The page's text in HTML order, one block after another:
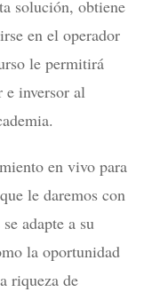
solución, obtiene
en el operador
le permitirá
e inversor al
en vivo para
le daremos con
adapte a su
la oportunidad
riqueza de